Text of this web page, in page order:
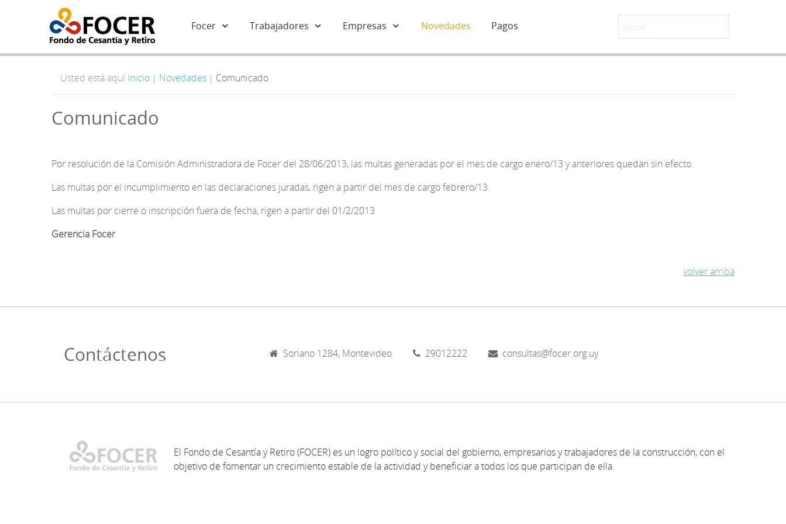
Focer Trabajadores Empresas Novedades Pagos
Usted está aquí Inicio | Novedades | Comunicado
Comunicado
Por resolución de la Comisión Administradora de Focer del 28/06/2013, las multas generadas por el mes de cargo enero/13 y anteriores quedan sin efecto.
Las multas por el incumplimiento en las declaraciones juradas, rigen a partir del mes de cargo febrero/13.
Las multas por cierre o inscripción fuera de fecha, rigen a partir del 01/2/2013
Gerencia Focer
volver arriba
Contáctenos Soriano 1284, Montevideo 29012222 consultas@focer.org.uy
El Fondo de Cesantía y Retiro (FOCER) es un logro político y social del gobierno, empresarios y trabajadores de la construcción, con el
objetivo de fomentar un crecimiento estable de la actividad y beneficiar a todos los que participan de ella.